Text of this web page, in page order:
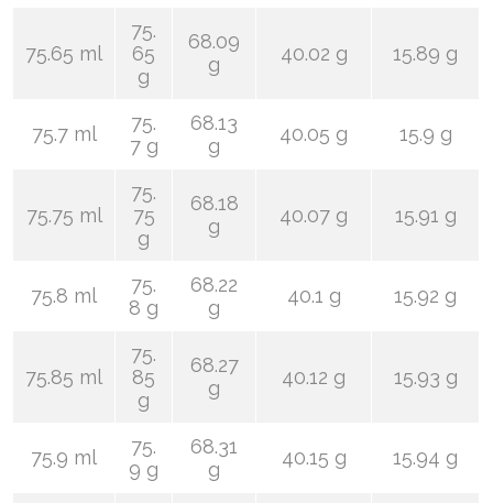
75.65 ml
75.
65
g
68.09
g
40.02 g 15.89 g
75.7 ml
75.
7 g
68.13
g
40.05 g 15.9 g
75.75 ml
75.
75
g
68.18
g
40.07 g 15.91 g
75.8 ml
75.
8 g
68.22
g
40.1 g 15.92 g
75.85 ml
75.
85
g
68.27
g
40.12 g 15.93 g
75.9 ml
75.
9 g
68.31
g
40.15 g 15.94 g